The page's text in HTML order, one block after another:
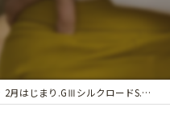
2月はじまり.GⅢシルクロードS.GⅢ根岸S応援印結果…月曜の朝〜